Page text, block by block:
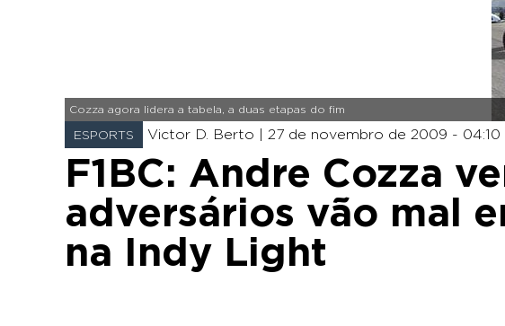
Cozza agora lidera a tabela, a duas etapas do fim
ESPORTS Victor D. Berto | 27 de novembro de 2009 - 04:10
F1BC: Andre Cozza
adversários vão mal
na Indy Light